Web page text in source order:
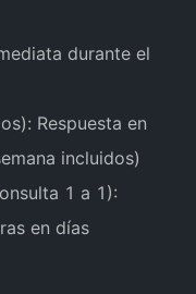
durante el
Respuesta en
incluidos)
1 a 1):
en días